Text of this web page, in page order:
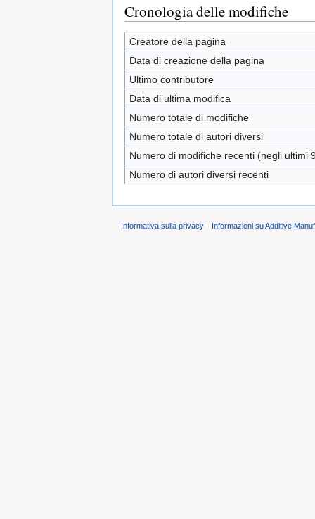
Cronologia delle modifiche
Creatore della pagina
Data di creazione della pagina
Ultimo contributore
Data di ultima modifica
Numero totale di modifiche
Numero totale di autori diversi
Numero di modifiche recenti (negli ultimi
Numero di autori diversi recenti
Informativa sulla privacy Informazioni su Additive